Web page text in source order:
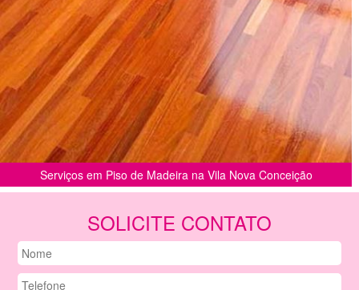
Serviços em Piso de Madeira na Vila Nova Conceição
SOLICITE CONTATO